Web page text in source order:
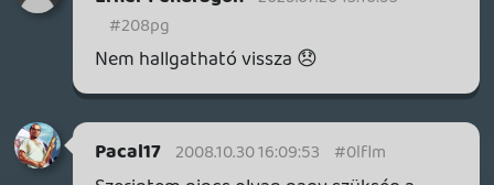
Én eleve nemszeretem már, amikor egy
cikkben vagy bármiben olyanokat hallok,
hogy 'casual' meg 'HC' játékosok, és
általában mindegyikben másképpen
magyarázzák e fogalmak jelentését.
Most legutóbb ugye a 'casual' volt, aki
kezdő, egyszerű játékokat igényel stb. A
'HC' meg az, aki vér profin játszik minden